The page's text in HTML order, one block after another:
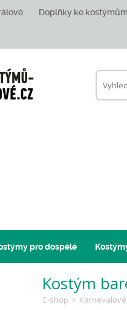
Doplňky ke kostýmům
pro dospělé
Kostým
E-shop >